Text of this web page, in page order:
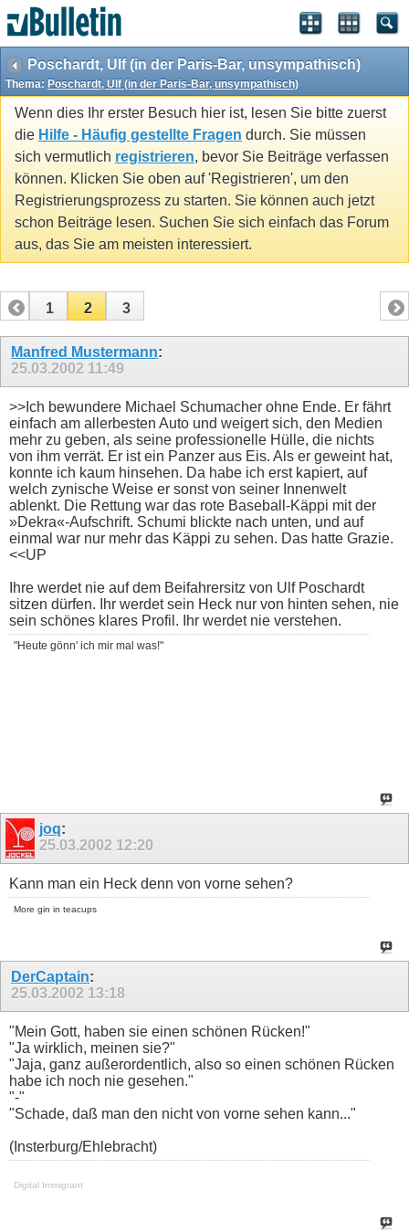
Poschardt, Ulf (in der Paris-Bar, unsympathisch)
Thema: Poschardt, Ulf (in der Paris-Bar, unsympathisch)
Wenn dies Ihr erster Besuch hier ist, lesen Sie bitte zuerst
die Hilfe - Häufig gestellte Fragen durch. Sie müssen
sich vermutlich registrieren, bevor Sie Beiträge verfassen
können. Klicken Sie oben auf 'Registrieren', um den
Registrierungsprozess zu starten. Sie können auch jetzt
schon Beiträge lesen. Suchen Sie sich einfach das Forum
aus, das Sie am meisten interessiert.
1 2 3
Manfred Mustermann:
25.03.2002 11:49
>>Ich bewundere Michael Schumacher ohne Ende. Er fährt
einfach am allerbesten Auto und weigert sich, den Medien
mehr zu geben, als seine professionelle Hülle, die nichts
von ihm verrät. Er ist ein Panzer aus Eis. Als er geweint hat,
konnte ich kaum hinsehen. Da habe ich erst kapiert, auf
welch zynische Weise er sonst von seiner Innenwelt
ablenkt. Die Rettung war das rote Baseball-Käppi mit der
»Dekra«-Aufschrift. Schumi blickte nach unten, und auf
einmal war nur mehr das Käppi zu sehen. Das hatte Grazie.
<<UP
Ihre werdet nie auf dem Beifahrersitz von Ulf Poschardt
sitzen dürfen. Ihr werdet sein Heck nur von hinten sehen, nie
sein schönes klares Profil. Ihr werdet nie verstehen.
"Heute gönn' ich mir mal was!"
joq:
25.03.2002 12:20
Kann man ein Heck denn von vorne sehen?
More gin in teacups
DerCaptain:
25.03.2002 13:18
"Mein Gott, haben sie einen schönen Rücken!"
"Ja wirklich, meinen sie?"
"Jaja, ganz außerordentlich, also so einen schönen Rücken
habe ich noch nie gesehen."
"-"
"Schade, daß man den nicht von vorne sehen kann..."
(Insterburg/Ehlebracht)
Digital Immigrant